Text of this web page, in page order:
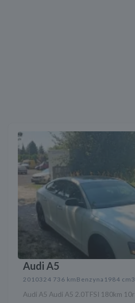
Audi A5
2010324 736 km Benzyna 1984 cm3
Audi A5 Audi A5 2.0TFSI 180km 10r